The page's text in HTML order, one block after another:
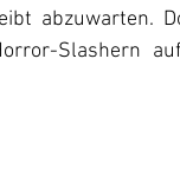
abzuwarten.
Slashern